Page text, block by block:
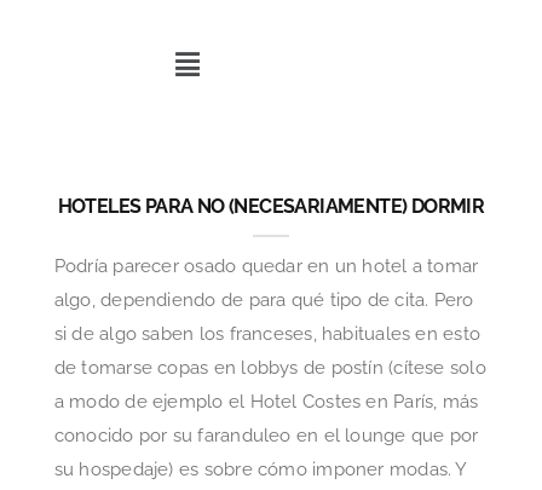
HOTELES PARA NO (NECESARIAMENTE) DORMIR
Podría parecer osado quedar en un hotel a tomar
algo, dependiendo de para qué tipo de cita. Pero
si de algo saben los franceses, habituales en esto
de tomarse copas en lobbys de postín (cítese solo
a modo de ejemplo el Hotel Costes en París, más
conocido por su faranduleo en el lounge que por
su hospedaje) es sobre cómo imponer modas. Y